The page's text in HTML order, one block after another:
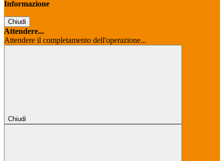
Informazione
Chiudi
Attendere...
Attendere il completamento dell'operazione...
Chiudi